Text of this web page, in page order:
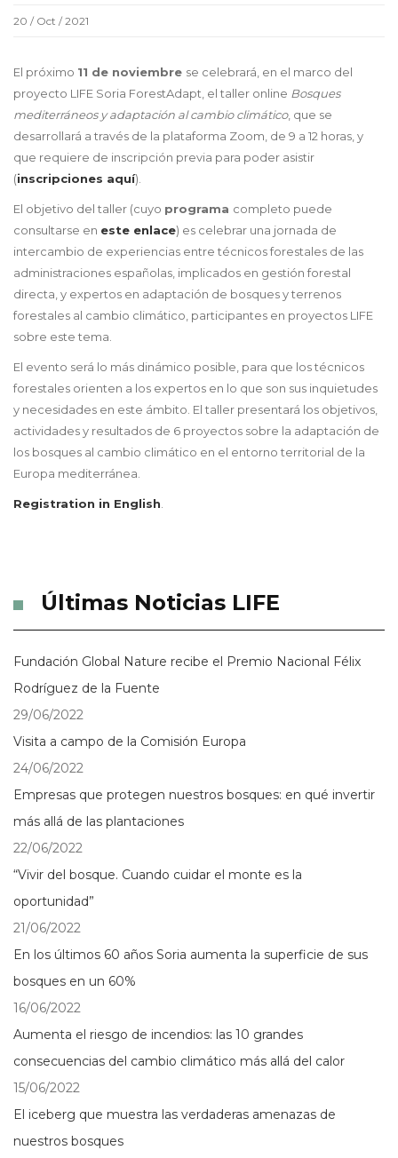
20 / Oct / 2021
El próximo 11 de noviembre se celebrará, en el marco del
proyecto LIFE Soria ForestAdapt, el taller online Bosques
mediterráneos y adaptación al cambio climático, que se
desarrollará a través de la plataforma Zoom, de 9 a 12 horas, y
que requiere de inscripción previa para poder asistir
(inscripciones aquí).
El objetivo del taller (cuyo programa completo puede
consultarse en este enlace) es celebrar una jornada de
intercambio de experiencias entre técnicos forestales de las
administraciones españolas, implicados en gestión forestal
directa, y expertos en adaptación de bosques y terrenos
forestales al cambio climático, participantes en proyectos LIFE
sobre este tema.
El evento será lo más dinámico posible, para que los técnicos
forestales orienten a los expertos en lo que son sus inquietudes
y necesidades en este ámbito. El taller presentará los objetivos,
actividades y resultados de 6 proyectos sobre la adaptación de
los bosques al cambio climático en el entorno territorial de la
Europa mediterránea.
Registration in English
Últimas Noticias LIFE
Fundación Global Nature recibe el Premio Nacional Félix
Rodríguez de la Fuente
29/06/2022
Visita a campo de la Comisión Europa
24/06/2022
Empresas que protegen nuestros bosques: en qué invertir
más allá de las plantaciones
22/06/2022
“Vivir del bosque. Cuando cuidar el monte es la
oportunidad”
21/06/2022
En los últimos 60 años Soria aumenta la superficie de sus
bosques en un 60%
16/06/2022
Aumenta el riesgo de incendios: las 10 grandes
consecuencias del cambio climático más allá del calor
15/06/2022
El iceberg que muestra las verdaderas amenazas de
nuestros bosques